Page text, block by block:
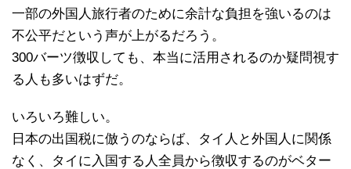
一部の外国人旅行者のために余計な負担を強いるのは
不公平だという声が上がるだろう。
300バーツ徴収しても、本当に活用されるのか疑問視す
る人も多いはずだ。
いろいろ難しい。
日本の出国税に倣うのならば、タイ人と外国人に関係
なく、タイに入国する人全員から徴収するのがベター